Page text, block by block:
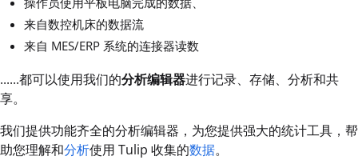
来自数控机床的数据流
来自 MES/ERP 系统的连接器读数
......都可以使用我们的分析编辑器进行记录、存储、分析和共
享。
我们提供功能齐全的分析编辑器，为您提供强大的统计工具，帮
助您理解和分析使用 Tulip 收集的数据。